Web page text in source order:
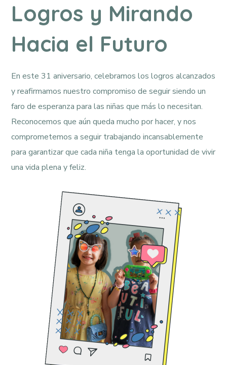
Logros y Mirando
Hacia el Futuro
En este 31 aniversario, celebramos los logros alcanzados
y reafirmamos nuestro compromiso de seguir siendo un
faro de esperanza para las niñas que más lo necesitan.
Reconocemos que aún queda mucho por hacer, y nos
comprometemos a seguir trabajando incansablemente
para garantizar que cada niña tenga la oportunidad de vivir
una vida plena y feliz.